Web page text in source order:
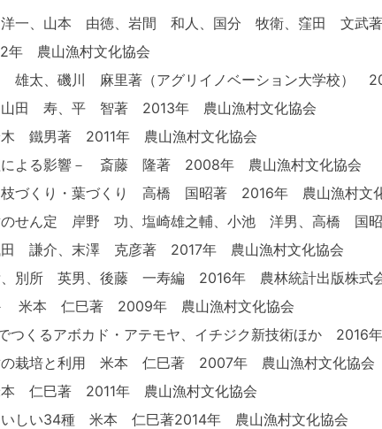
一、山本 由徳、岩間 和人、国分 牧衛、窪田 文武
農山漁村文化協会
太、磯川 麻里著（アグリイノベーション大学校）
田 寿、平 智著 2013年 農山漁村文化協会
鐵男著 2011年 農山漁村文化協会
による影響－ 斎藤 隆著 2008年 農山漁村文化協会
づくり・葉づくり 高橋 国昭著 2016年 農山漁村文
せん定 岸野 功、塩崎雄之輔、小池 洋男、高橋 国
謙介、末澤 克彦著 2017年 農山漁村文化協会
別所 英男、後藤 一寿編 2016年 農林統計出版株式
米本 仁巳著 2009年 農山漁村文化協会
くるアボカド・アテモヤ、イチジク新技術ほか
の栽培と利用 米本 仁巳著 2007年 農山漁村文化協会
仁巳著 2011年 農山漁村文化協会
いしい34種 米本 仁巳著2014年 農山漁村文化協会